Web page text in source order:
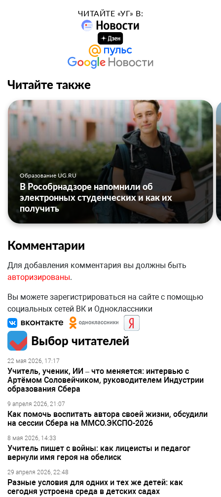
ЧИТАЙТЕ «УГ» В:
Читайте также
Образование UG.RU
В Рособрнадзоре напомнили об
электронных студенческих и как их
получить
Комментарии
Для добавления комментария вы должны быть
авторизированы.
Вы можете зарегистрироваться на сайте с помощью
социальных сетей ВК и Одноклассники
Выбор читателей
22 мая 2026, 17:17
Учитель, ученик, ИИ – что меняется: интервью с
Артёмом Соловейчиком, руководителем Индустрии
образования Сбера
9 апреля 2026, 21:07
Как помочь воспитать автора своей жизни, обсудили
на сессии Сбера на ММСО.ЭКСПО-2026
8 мая 2026, 14:33
Учитель пишет с войны: как лицеисты и педагог
вернули имя героя на обелиск
29 апреля 2026, 22:48
Разные условия для одних и тех же детей: как
сегодня устроена среда в детских садах